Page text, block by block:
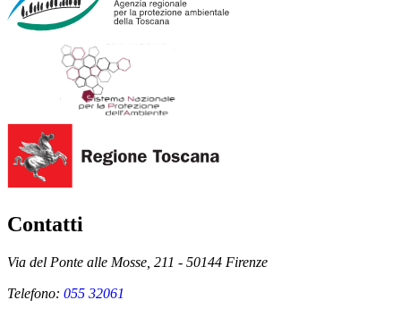
Contatti
Via del Ponte alle Mosse, 211 - 50144 Firenze
Telefono: 055 32061